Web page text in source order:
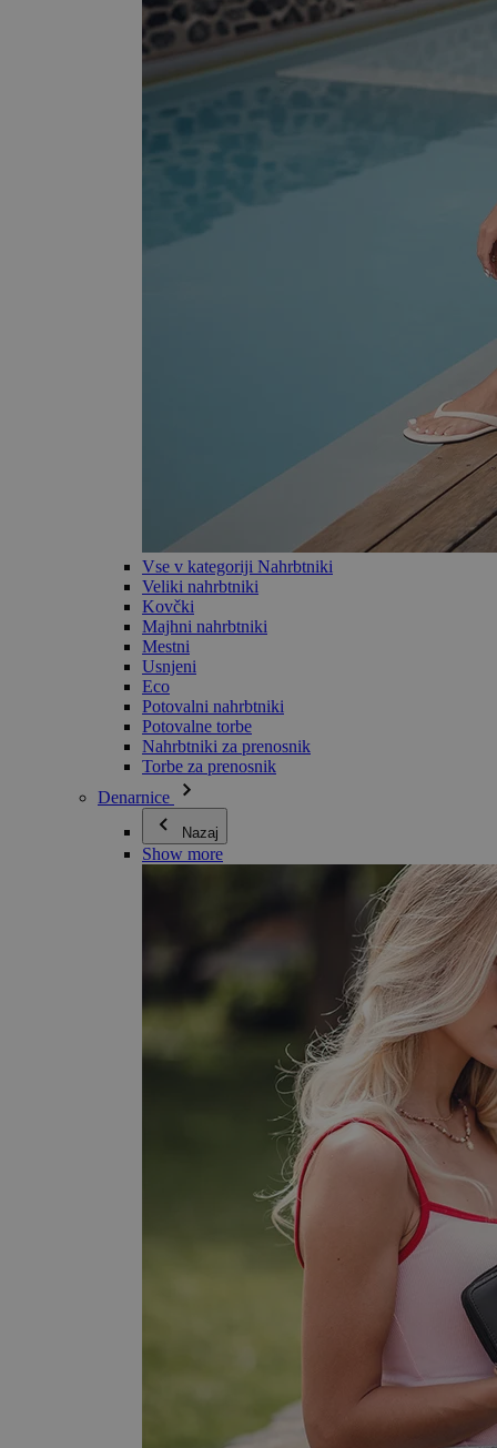
Vse v kategoriji Nahrbtniki
Veliki nahrbtniki
Kovčki
Majhni nahrbtniki
Mestni
Usnjeni
Eco
Potovalni nahrbtniki
Potovalne torbe
Nahrbtniki za prenosnik
Torbe za prenosnik
Denarnice
Nazaj
Show more